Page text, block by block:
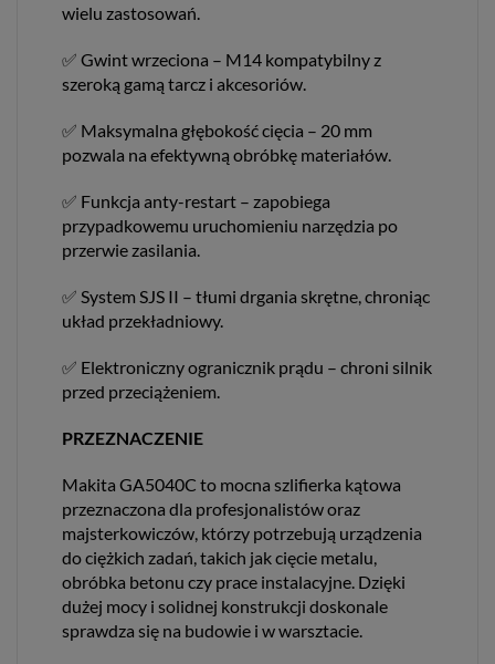
wielu zastosowań.
✅ Gwint wrzeciona – M14 kompatybilny z
szeroką gamą tarcz i akcesoriów.
✅ Maksymalna głębokość cięcia – 20 mm
pozwala na efektywną obróbkę materiałów.
✅ Funkcja anty-restart – zapobiega
przypadkowemu uruchomieniu narzędzia po
przerwie zasilania.
✅ System SJS II – tłumi drgania skrętne, chroniąc
układ przekładniowy.
✅ Elektroniczny ogranicznik prądu – chroni silnik
przed przeciążeniem.
PRZEZNACZENIE
Makita GA5040C to mocna szlifierka kątowa
przeznaczona dla profesjonalistów oraz
majsterkowiczów, którzy potrzebują urządzenia
do ciężkich zadań, takich jak cięcie metalu,
obróbka betonu czy prace instalacyjne. Dzięki
dużej mocy i solidnej konstrukcji doskonale
sprawdza się na budowie i w warsztacie.